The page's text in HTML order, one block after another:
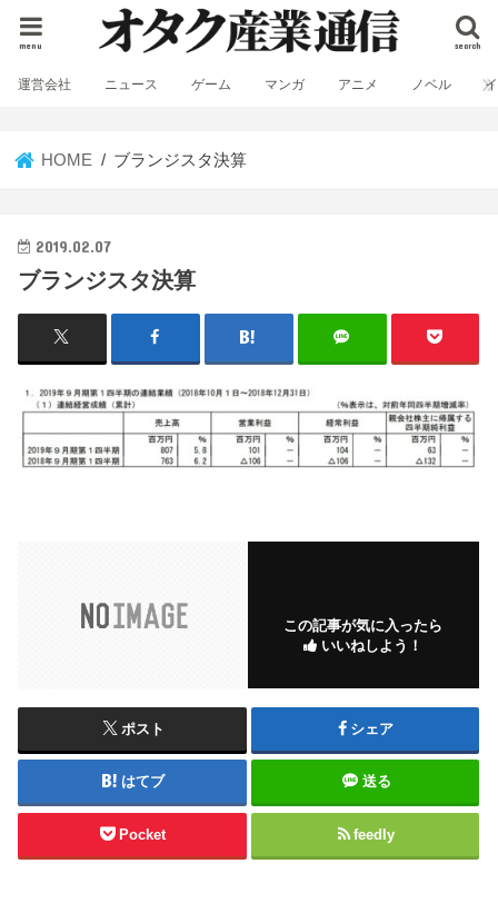
search
menu
運営会社 ニュース ゲーム マンガ アニメ ノベル
HOME ブランジスタ決算
2019.02.07
ブランジスタ決算
この記事が気に入ったら
いいねしよう！
ポスト シェア
はてブ 送る
Pocket feedly